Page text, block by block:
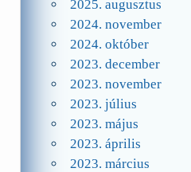
2025. augusztus
2024. november
2024. október
2023. december
2023. november
2023. július
2023. május
2023. április
2023. március